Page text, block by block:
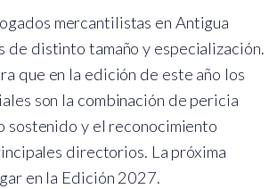
mercantilistas en Antigua
de distinto tamaño y especialización.
que en la edición de este año los
son la combinación de pericia
sostenido y el reconocimiento
directorios. La próxima
en la Edición 2027.